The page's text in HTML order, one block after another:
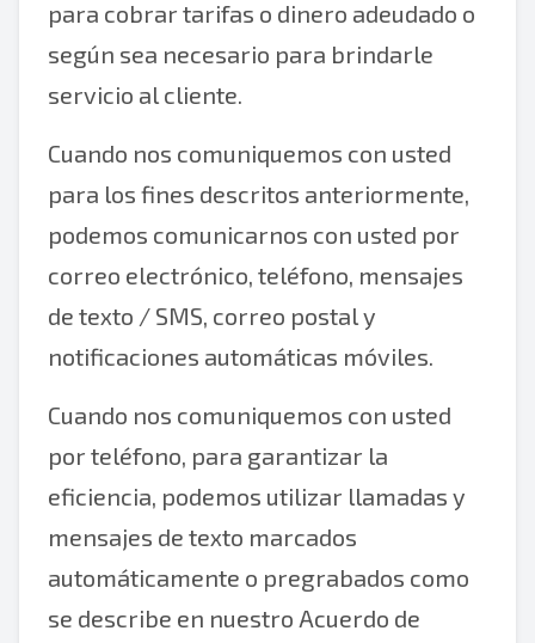
para cobrar tarifas o dinero adeudado o
según sea necesario para brindarle
servicio al cliente.
Cuando nos comuniquemos con usted
para los fines descritos anteriormente,
podemos comunicarnos con usted por
correo electrónico, teléfono, mensajes
de texto / SMS, correo postal y
notificaciones automáticas móviles.
Cuando nos comuniquemos con usted
por teléfono, para garantizar la
eficiencia, podemos utilizar llamadas y
mensajes de texto marcados
automáticamente o pregrabados como
se describe en nuestro Acuerdo de